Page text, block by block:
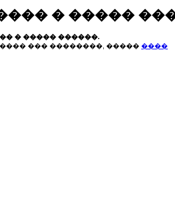
� �����
� ����� ������.
��� ��������, ����� ����